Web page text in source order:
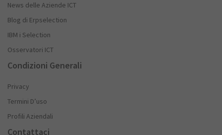
News delle Aziende ICT
Blog di Erpselection
IBM i Selection
Osservatori ICT
Condizioni Generali
Privacy
Termini D’uso
Profili Aziendali
Contattaci